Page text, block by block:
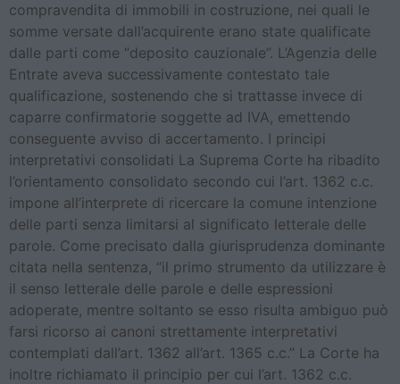
compravendita di immobili in costruzione, nei quali le
somme versate dall’acquirente erano state qualificate
dalle parti come “deposito cauzionale”. L’Agenzia delle
Entrate aveva successivamente contestato tale
qualificazione, sostenendo che si trattasse invece di
caparre confirmatorie soggette ad IVA, emettendo
conseguente avviso di accertamento. I principi
interpretativi consolidati La Suprema Corte ha ribadito
l’orientamento consolidato secondo cui l’art. 1362 c.c.
impone all’interprete di ricercare la comune intenzione
delle parti senza limitarsi al significato letterale delle
parole. Come precisato dalla giurisprudenza dominante
citata nella sentenza, “il primo strumento da utilizzare è
il senso letterale delle parole e delle espressioni
adoperate, mentre soltanto se esso risulta ambiguo può
farsi ricorso ai canoni strettamente interpretativi
contemplati dall’art. 1362 all’art. 1365 c.c.” La Corte ha
inoltre richiamato il principio per cui l’art. 1362 c.c.